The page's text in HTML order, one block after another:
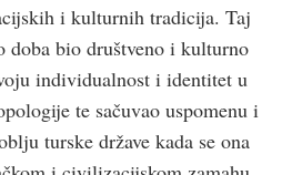
i kulturnih tradicija. Taj
doba bio društveno i kulturno
individualnost i identitet u
te sačuvao uspomenu i
turske države kada se ona